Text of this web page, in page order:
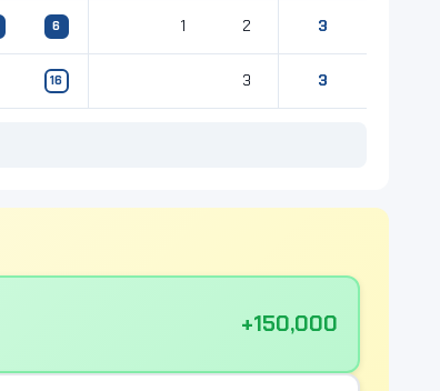
6 1 2 3
16 3 3
+150,000